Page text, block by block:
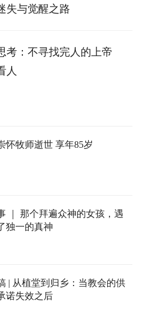
与觉醒之路
考：不寻找完人的上帝
人
怀牧师逝世 享年85岁
｜ 那个拜遍众神的女孩，遇
独一的真神
| 从植堂到归乡：当教会的供
诺失效之后